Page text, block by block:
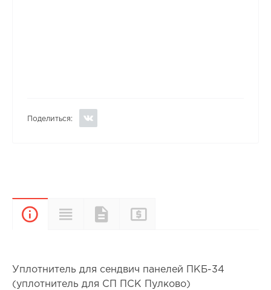
Поделиться:
ОписаниеХарактеристики
Документы
Уплотнитель для сендвич панелей ПКБ-34
(уплотнитель для СП ПСК Пулково)